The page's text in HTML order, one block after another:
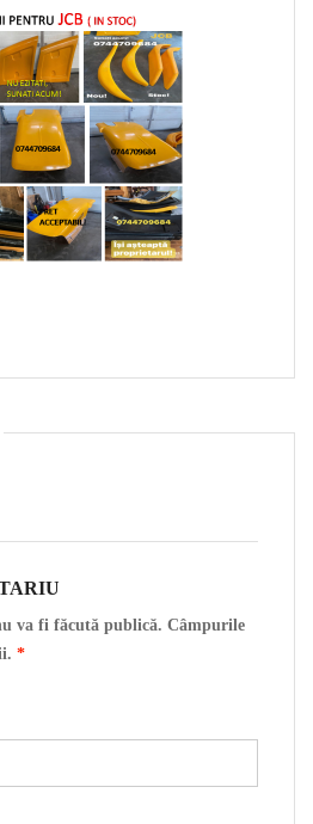
va fi făcută publică. Câmpurile
*